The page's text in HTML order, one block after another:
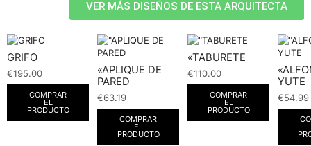
VER MÁS DISEÑOS DE ESTA ARQUITECTA
GRIFO
€195.00
COMPRAR
EL
PRODUCTO
«APLIQUE DE
PARED
€63.19
COMPRAR
EL
PRODUCTO
«TABURETE
€110.00
COMPRAR
EL
PRODUCTO
YUTE
€54.99